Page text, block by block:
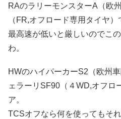
RAのラリーモンスターA（欧
（FR,オフロード専用タイヤ）
最高速が低いと厳しいのでこ
わ。
HWのハイパーカーS2（欧州
ェラーリSF90（４WD,オフロ
ア。
TCSオフなら何を使ってもそ